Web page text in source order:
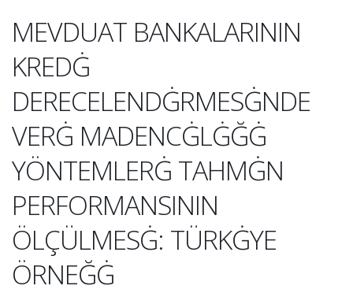
MEVDUAT BANKALARININ
KREDĠ
DERECELENDĠRMESĠNDE
VERĠ MADENCĠLĠĞĠ
YÖNTEMLERĠ TAHMĠN
PERFORMANSININ
ÖLÇÜLMESĠ: TÜRKĠYE
ÖRNEĞĠ